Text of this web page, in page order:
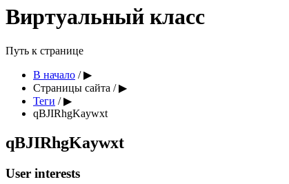
Виртуальный класс
Путь к странице
В начало / ▶︎
Страницы сайта / ▶︎
Теги / ▶︎
qBJIRhgKaywxt
qBJIRhgKaywxt
User interests